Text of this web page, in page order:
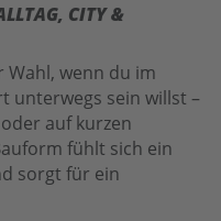
CITY &
Wahl, wenn du im
unterwegs sein willst –
auf kurzen
fühlt sich ein
sorgt für ein